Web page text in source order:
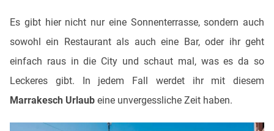
Es gibt hier nicht nur eine Sonnenterrasse, sondern auch
sowohl ein Restaurant als auch eine Bar, oder ihr geht
einfach raus in die City und schaut mal, was es da so
Leckeres gibt. In jedem Fall werdet ihr mit diesem
Marrakesch Urlaub eine unvergessliche Zeit haben.